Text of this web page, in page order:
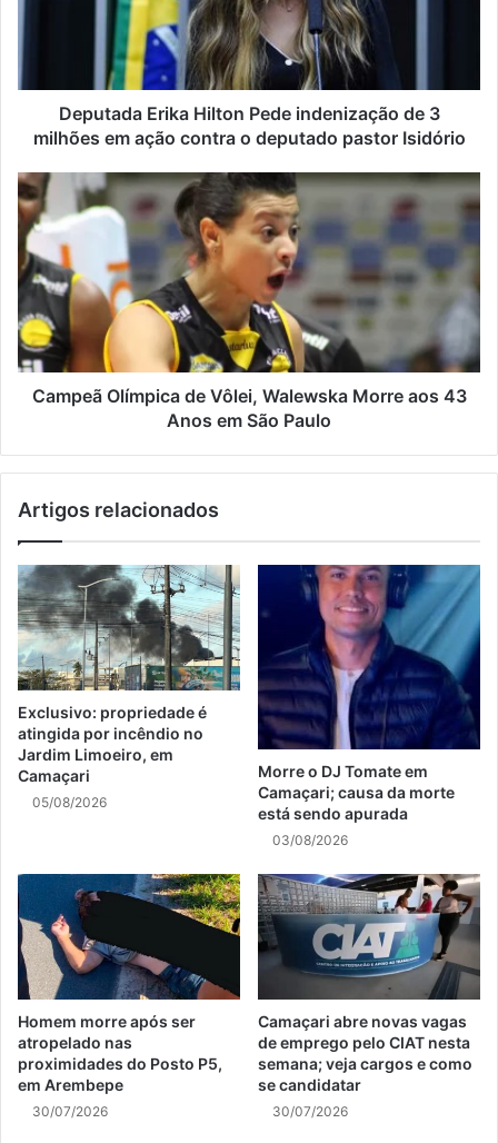
Deputada Erika Hilton Pede indenização de 3
milhões em ação contra o deputado pastor Isidório
Campeã Olímpica de Vôlei, Walewska Morre aos 43
Anos em São Paulo
Artigos relacionados
Exclusivo: propriedade é
atingida por incêndio no
Jardim Limoeiro, em
Camaçari
05/08/2026
Morre o DJ Tomate em
Camaçari; causa da morte
está sendo apurada
03/08/2026
Homem morre após ser
atropelado nas
proximidades do Posto P5,
em Arembepe
30/07/2026
Camaçari abre novas vagas
de emprego pelo CIAT nesta
semana; veja cargos e como
se candidatar
30/07/2026